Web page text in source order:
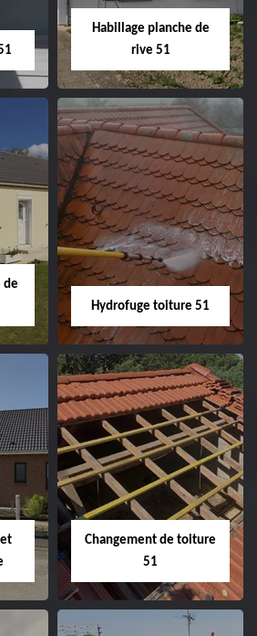
Habillage planche de
rive 51
Habillage planche
de rive 51
de
Hydrofuge toiture 51
Hydrofuge toiture
51
Changement de toiture
51